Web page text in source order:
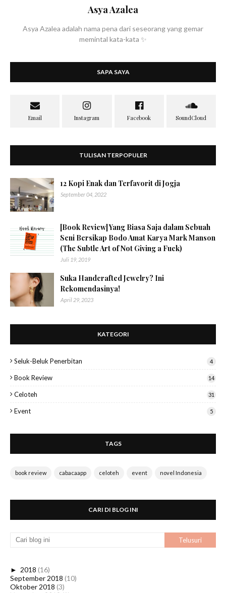
Asya Azalea
Asya Azalea adalah nama pena dari seseorang yang gemar
memintal kata-kata ✨
SAPA SAYA
TULISAN TERPOPULER
12 Kopi Enak dan Terfavorit di Jogja
September 04, 2022
[Book Review] Yang Biasa Saja dalam Sebuah
Seni Bersikap Bodo Amat Karya Mark Manson
(The Subtle Art of Not Giving a Fuck)
Juli 19, 2019
Suka Handcrafted Jewelry? Ini
Rekomendasinya!
April 29, 2023
KATEGORI
Seluk-Beluk Penerbitan 4
Book Review 14
Celoteh 31
Event 5
TAGS
book review cabacaapp celoteh event novel Indonesia
CARI DI BLOG INI
► 2018 (16)
September 2018 (10)
Oktober 2018 (3)